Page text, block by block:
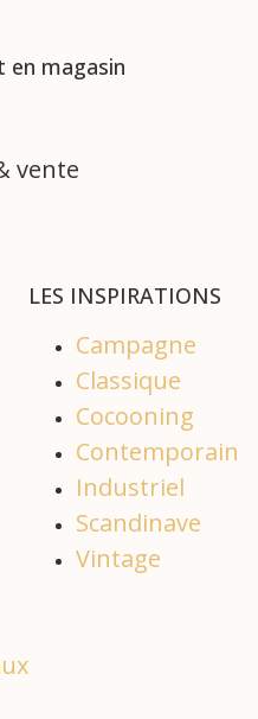
magasin
vente
LES INSPIRATIONS
Campagne
Classique
Cocooning
Contemporain
Industriel
Scandinave
Vintage